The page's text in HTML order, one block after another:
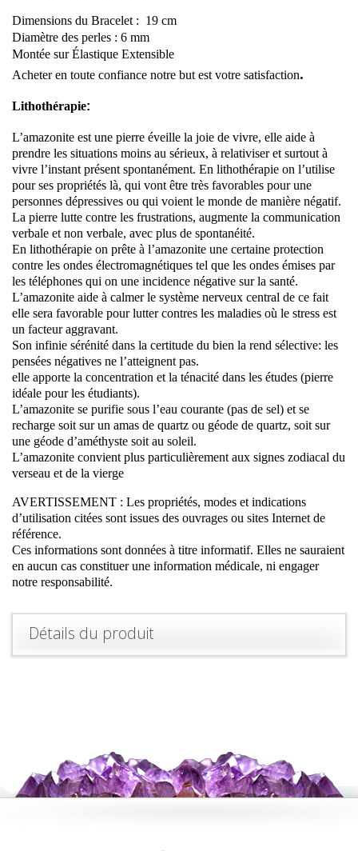
Dimensions du Bracelet : 19 cm
Diamètre des perles : 6 mm
Montée sur Élastique Extensible
Acheter en toute confiance notre but est votre satisfaction.
Lithothérapie:
L’amazonite est une pierre éveille la joie de vivre, elle aide à
prendre les situations moins au sérieux, à relativiser et surtout à
vivre l’instant présent spontanément. En lithothérapie on l’utilise
pour ses propriétés là, qui vont être très favorables pour une
personnes dépressives ou qui voient le monde de manière négatif.
La pierre lutte contre les frustrations, augmente la communication
verbale et non verbale, avec plus de spontanéité.
En lithothérapie on prête à l’amazonite une certaine protection
contre les ondes électromagnétiques tel que les ondes émises par
les téléphones qui on une incidence négative sur la santé.
L’amazonite aide à calmer le système nerveux central de ce fait
elle sera favorable pour lutter contres les maladies où le stress est
un facteur aggravant.
Son infinie sérénité dans la certitude du bien la rend sélective: les
pensées négatives ne l’atteignent pas.
elle apporte la concentration et la ténacité dans les études (pierre
idéale pour les étudiants).
L’amazonite se purifie sous l’eau courante (pas de sel) et se
recharge soit sur un amas de quartz ou géode de quartz, soit sur
une géode d’améthyste soit au soleil.
L’amazonite convient plus particulièrement aux signes zodiacal du
verseau et de la vierge
AVERTISSEMENT : Les propriétés, modes et indications
d’utilisation citées sont issues des ouvrages ou sites Internet de
référence.
Ces informations sont données à titre informatif. Elles ne sauraient
en aucun cas constituer une information médicale, ni engager
notre responsabilité.
Détails du produit